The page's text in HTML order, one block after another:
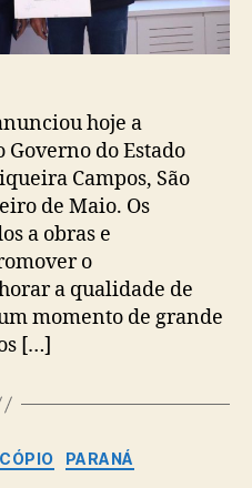
hoje a
do Estado
Campos, São
de Maio. Os
a obras e
o
a qualidade de
momento de grande
[…]
CategoriasPARANÁ